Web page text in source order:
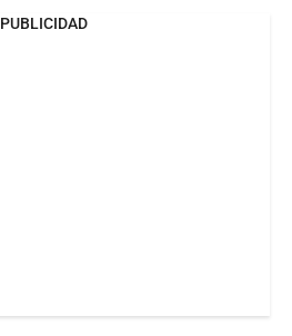
PUBLICIDAD